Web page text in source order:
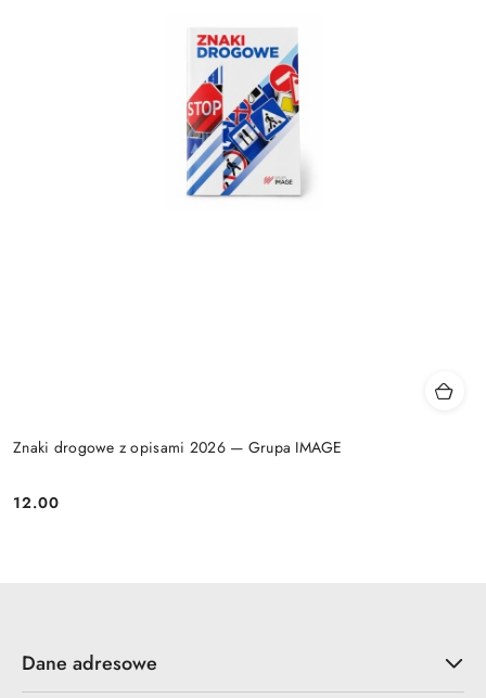
Znaki drogowe z opisami 2026 — Grupa IMAGE
Cena:
12.00
Dane adresowe